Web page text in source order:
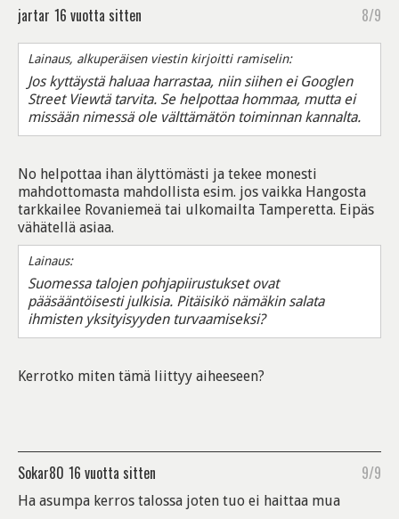
jartar 16 vuotta sitten 8/9
Lainaus, alkuperäisen viestin kirjoitti ramiselin:
Jos kyttäystä haluaa harrastaa, niin siihen ei Googlen
Street Viewtä tarvita. Se helpottaa hommaa, mutta ei
missään nimessä ole välttämätön toiminnan kannalta.
No helpottaa ihan älyttömästi ja tekee monesti
mahdottomasta mahdollista esim. jos vaikka Hangosta
tarkkailee Rovaniemeä tai ulkomailta Tamperetta. Eipäs
vähätellä asiaa.
Lainaus:
Suomessa talojen pohjapiirustukset ovat
pääsääntöisesti julkisia. Pitäisikö nämäkin salata
ihmisten yksityisyyden turvaamiseksi?
Kerrotko miten tämä liittyy aiheeseen?
Sokar80 16 vuotta sitten 9/9
Ha asumpa kerros talossa joten tuo ei haittaa mua